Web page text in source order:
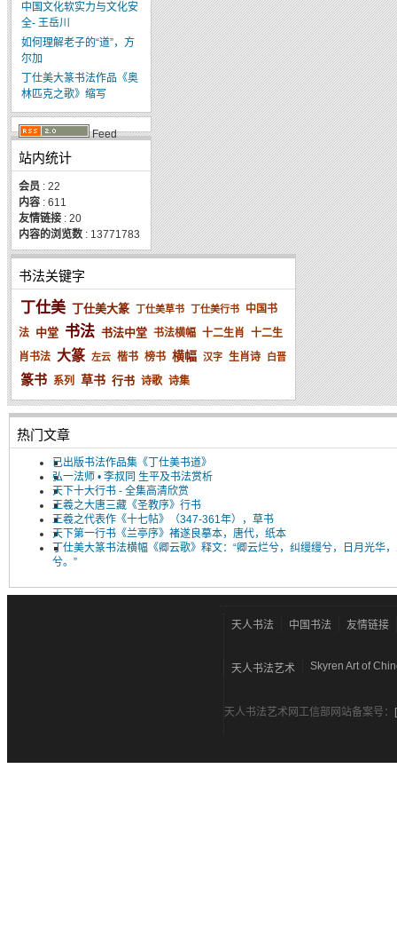
中国文化软实力与文化安
全- 王岳川
如何理解老子的“道”，方
尔加
丁仕美大篆书法作品《奥
林匹克之歌》缩写
Feed
站内统计
会员 : 22
内容 : 611
友情链接 : 20
内容的浏览数 : 13771783
书法关键字
丁仕美 丁仕美大篆 丁仕美草书 丁仕美行书
中国书
法 中堂 书法 书法中堂 书法横幅 十二生肖 十二生
肖书法 大篆 左云 楷书 榜书 横幅 汉字 生肖诗 白晋
篆书 系列 草书 行书 诗歌 诗集
热门文章
已出版书法作品集《丁仕美书道》
弘一法师 • 李叔同 生平及书法赏析
天下十大行书 - 全集高清欣赏
王羲之大唐三藏《圣教序》行书
王羲之代表作《十七帖》（347-361年），草书
天下第一行书《兰亭序》褚遂良摹本，唐代，纸本
丁仕美大篆书法横幅《卿云歌》释文：“卿云烂兮，纠缦缦兮，日月光华
兮。”
天人书法 中国书法 友情链接
天人书法艺术 Skyren Art of
天人书法艺术网工信部网站备案号：